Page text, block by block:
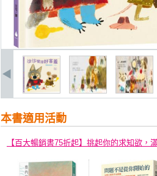
本書適用活動
【百大暢銷書75折起】挑起你的求知欲，